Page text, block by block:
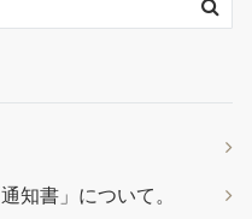
知書」について。